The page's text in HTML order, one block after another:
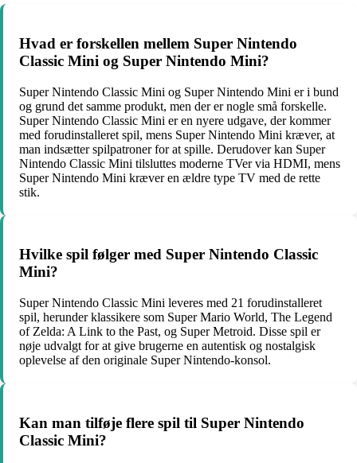
Hvad er forskellen mellem Super Nintendo
Classic Mini og Super Nintendo Mini?
Super Nintendo Classic Mini og Super Nintendo Mini er i bund
og grund det samme produkt, men der er nogle små forskelle.
Super Nintendo Classic Mini er en nyere udgave, der kommer
med forudinstalleret spil, mens Super Nintendo Mini kræver, at
man indsætter spilpatroner for at spille. Derudover kan Super
Nintendo Classic Mini tilsluttes moderne TVer via HDMI, mens
Super Nintendo Mini kræver en ældre type TV med de rette
stik.
Hvilke spil følger med Super Nintendo Classic
Mini?
Super Nintendo Classic Mini leveres med 21 forudinstalleret
spil, herunder klassikere som Super Mario World, The Legend
of Zelda: A Link to the Past, og Super Metroid. Disse spil er
nøje udvalgt for at give brugerne en autentisk og nostalgisk
oplevelse af den originale Super Nintendo-konsol.
Kan man tilføje flere spil til Super Nintendo
Classic Mini?